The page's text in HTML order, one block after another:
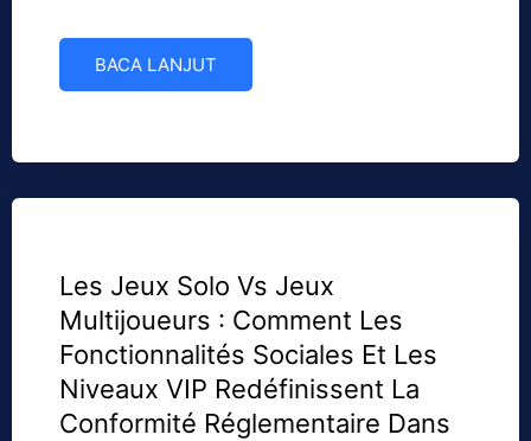
BACA LANJUT
Les Jeux Solo Vs Jeux
Multijoueurs : Comment Les
Fonctionnalités Sociales Et Les
Niveaux VIP Redéfinissent La
Conformité Réglementaire Dans